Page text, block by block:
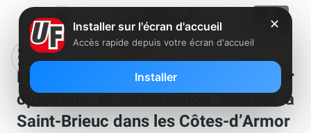
Free recherche un coordonnateur
opération et intervention hauteur à
Saint-Brieuc dans les Côtes-d’Armor
✕
Installer sur l'écran d'accueil
Accès rapide depuis votre écran d'accueil
Installer